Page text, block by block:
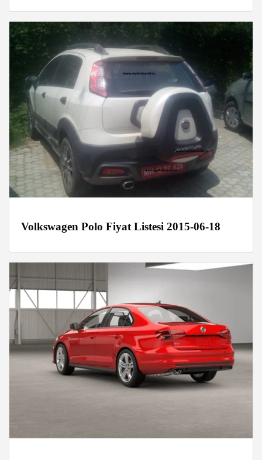
Volkswagen Polo Fiyat Listesi 2015-06-18